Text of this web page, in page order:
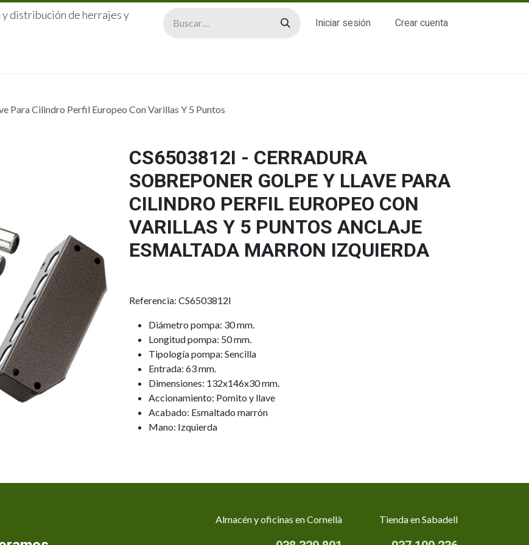
distribución de herrajes y
Iniciar sesión Crear cuenta
Para Cilindro Perfil Europeo Con Varillas Y 5 Puntos
CS6503812I - CERRADURA
SOBREPONER GOLPE Y LLAVE PARA
CILINDRO PERFIL EUROPEO CON
VARILLAS Y 5 PUNTOS ANCLAJE
ESMALTADA MARRON IZQUIERDA
Referencia: CS6503812I
Diámetro pompa: 30 mm.
Longitud pompa: 50 mm.
Tipología pompa: Sencilla
Entrada: 63 mm.
Dimensiones: 132x146x30 mm.
Accionamiento: Pomito y llave
Acabado: Esmaltado marrón
Mano: Izquierda
Almacén y oficinas en Cornellà Tienda en Sabadell